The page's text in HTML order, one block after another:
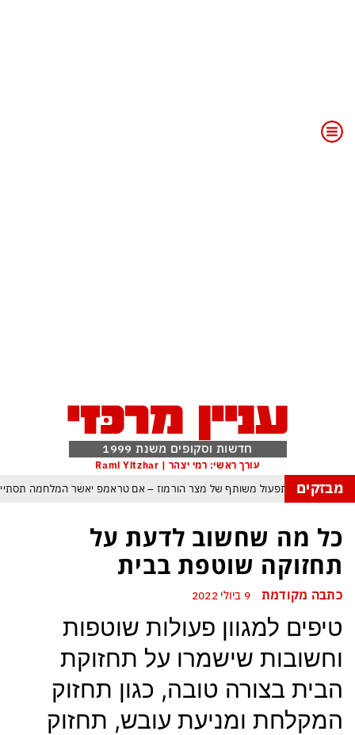
חדשות וסקופים משנת 1999
עורך ראשי: רמי יצהר | Rami Yitzhar
מבזקים
עם עומאן לגבי תפעול משותף של מצר הורמוז – אם טראמפ יאשר המלחמה
ומיירטים להגנה – טראמפ נשאר רק עם ציוצי האיום המגוחכים שלא מזיזים
גרדום כמדיניות: כך הפכה ההוצאה להורג לכלי ההרתעה המרכזי של המשטר
א-סיסי, ארדואן ושליט קטאר מכנסים פגישת ״כיפה אדומה״ לנתניהו בנושא
טראמפ נסוג, נתניהו הוזהר – ואיראן רשמה ניצחון אסטרטגי נוסף בלי שום
כל הפרטים, ההערכות והסודות: לקראת מלחמה הקשה בהרבה מקודמותיה?
כל מה שחשוב לדעת על
תחזוקה שוטפת בבית
כתבה מקודמת
טיפים למגוון פעולות שוטפות
וחשובות שישמרו על תחזוקת
הבית בצורה טובה, כגון תחזוק
המקלחת ומניעת עובש, תחזוק